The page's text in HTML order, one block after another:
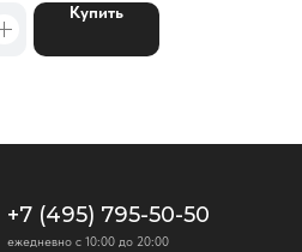
Купить